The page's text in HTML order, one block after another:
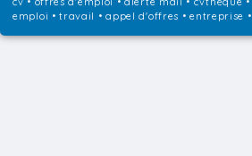
emploi • travail • appel d'offres • entreprise